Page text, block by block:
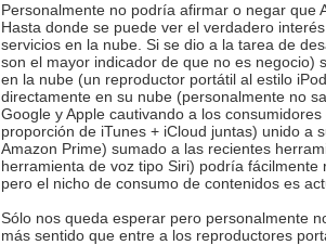
Personalmente no podría afirmar o negar que
Hasta donde se puede ver el verdadero
servicios en la nube. Si se dio a la tarea de
son el mayor indicador de que no es negocio)
en la nube (un reproductor portátil al estilo
directamente en su nube (personalmente no
Google y Apple cautivando a los
proporción de iTunes + iCloud juntas) unido a
Amazon Prime) sumado a las recientes
herramienta de voz tipo Siri) podría
pero el nicho de consumo de contenidos es
Sólo nos queda esperar pero personalmente
más sentido que entre a los reproductores